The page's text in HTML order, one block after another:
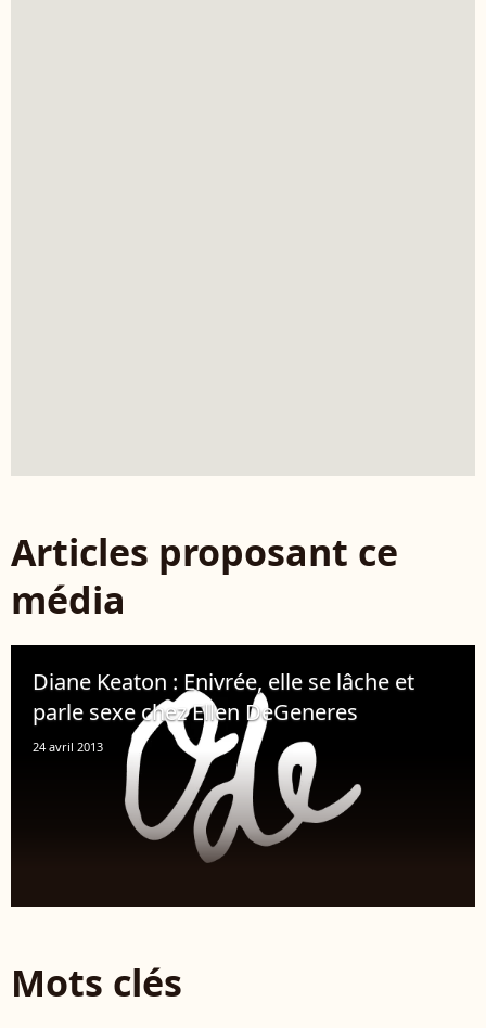
Articles proposant ce
média
Diane Keaton : Enivrée, elle se lâche et
parle sexe chez Ellen DeGeneres
24 avril 2013
Mots clés